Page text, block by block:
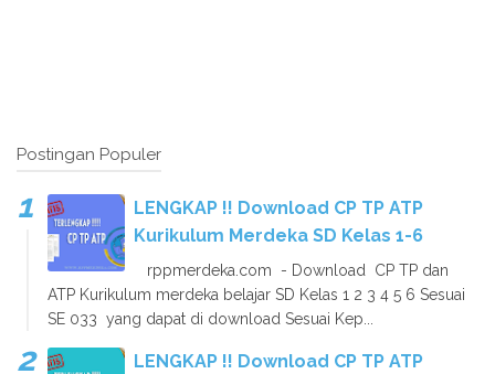
Postingan Populer
LENGKAP !! Download CP TP ATP
Kurikulum Merdeka SD Kelas 1-6
rppmerdeka.com - Download CP TP dan
ATP Kurikulum merdeka belajar SD Kelas 1 2 3 4 5 6 Sesuai
SE 033 yang dapat di download Sesuai Kep...
LENGKAP !! Download CP TP ATP